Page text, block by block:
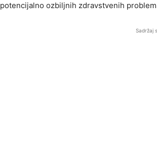
potencijalno ozbiljnih zdravstvenih
Sadržaj